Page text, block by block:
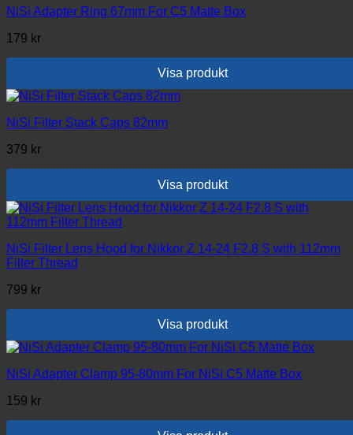
NiSi Adapter Ring 67mm For C5 Matte Box
179 kr
Visa produkt
NiSi Filter Stack Caps 82mm
379 kr
Visa produkt
NiSi Filter Lens Hood for Nikkor Z 14-24 F2.8 S with 112mm
Filter Thread
799 kr
Visa produkt
NiSi Adapter Clamp 95-80mm For NiSi C5 Matte Box
159 kr